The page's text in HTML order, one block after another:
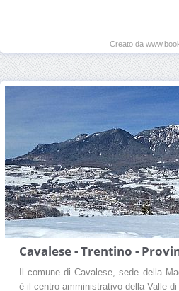
Creato da
Cavalese - Trentino -
Il comune di Cavalese, sede della
è il centro amministrativo della Valle di